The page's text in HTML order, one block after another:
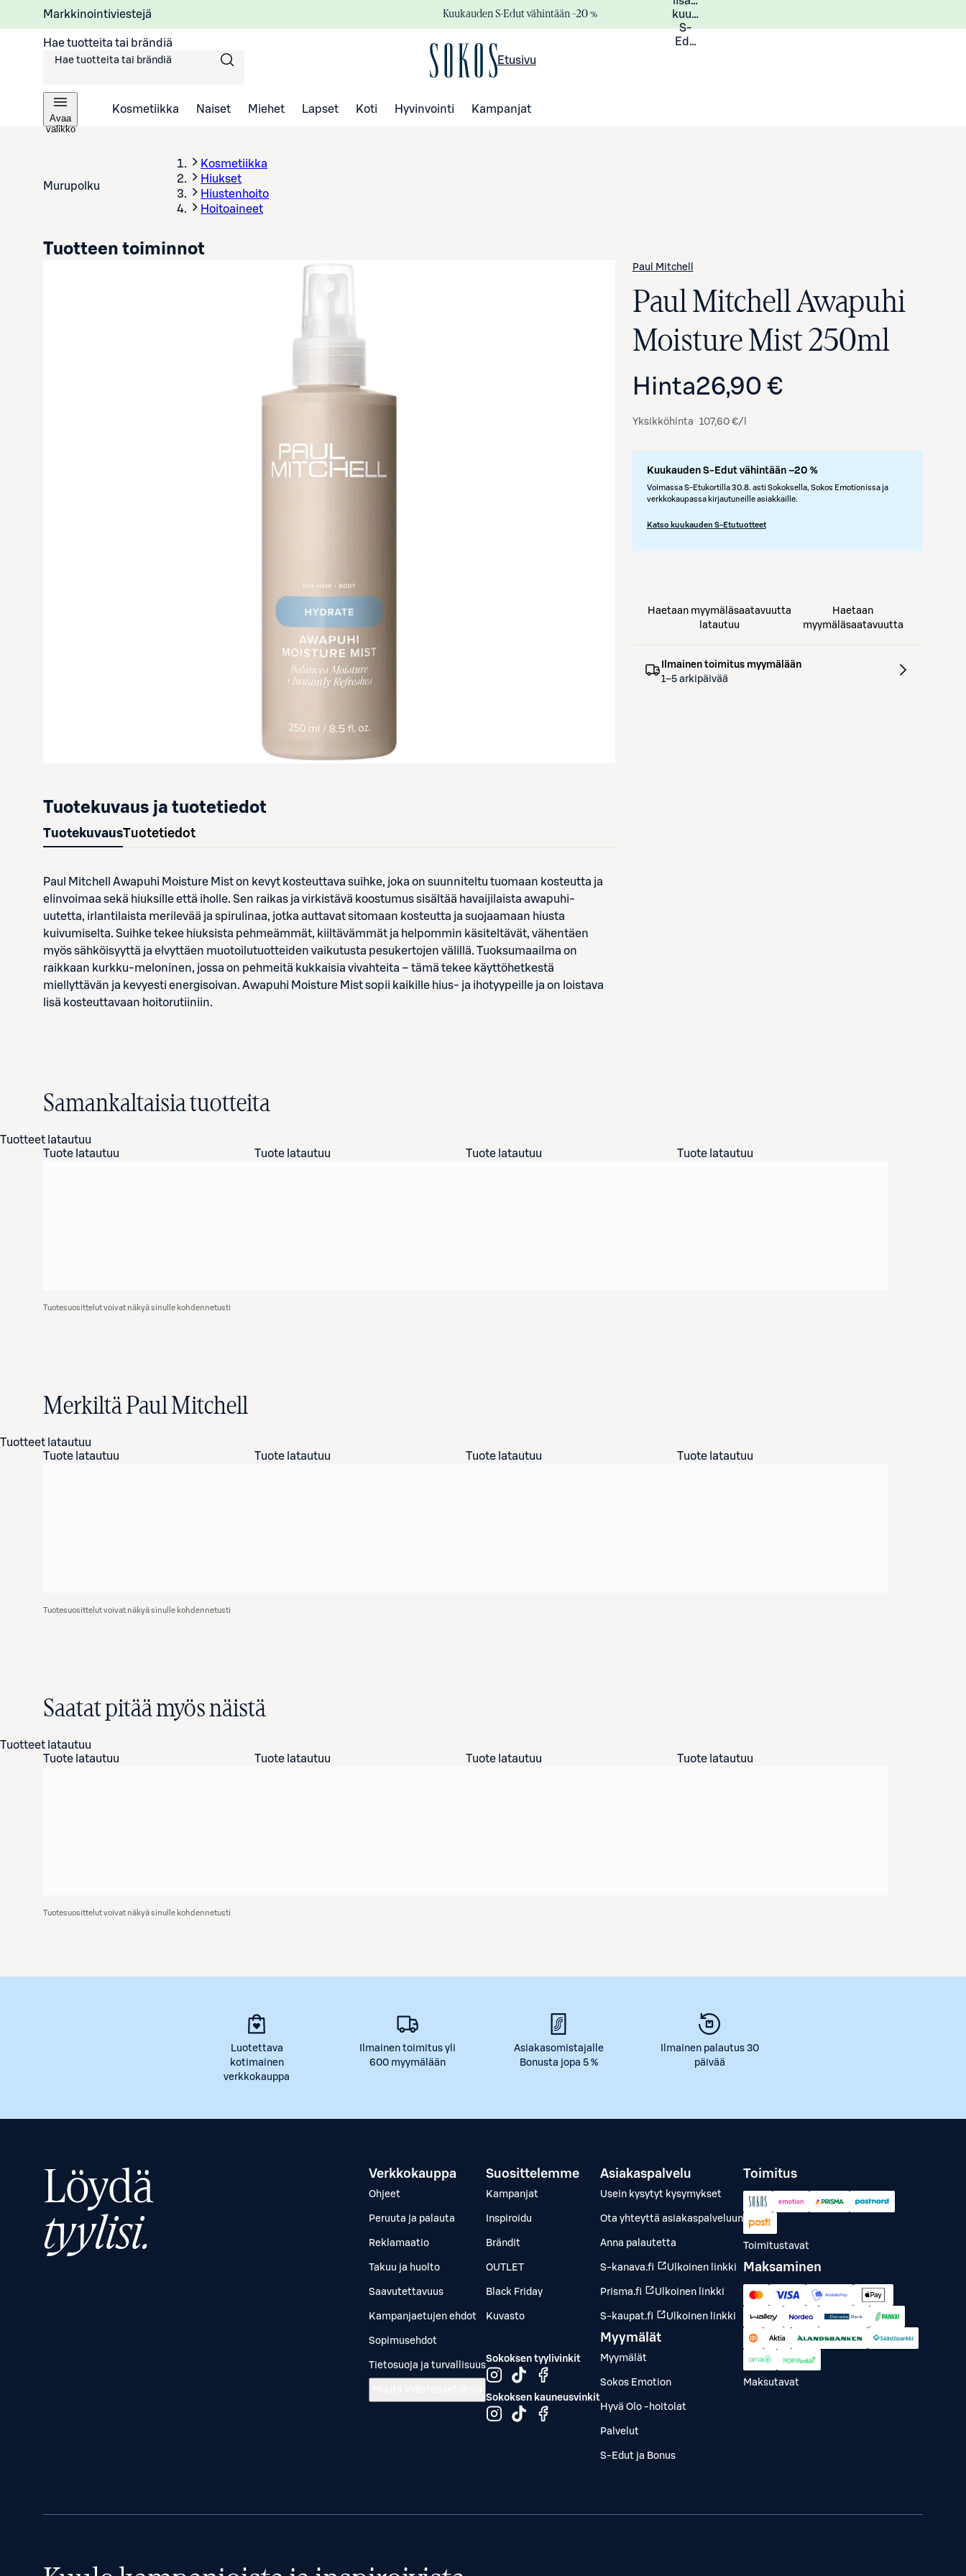
Markkinointiviestejä Kuukauden S-Edut vähintään –20 %
kuukauden
S-
Eduista
Hae tuotteita tai brändiä
Etusivu
Avaa
valikko
Kosmetiikka Naiset Miehet Lapset Koti Hyvinvointi Kampanjat
Murupolku
Kosmetiikka
Hiukset
Hiustenhoito
Hoitoaineet
Paul Mitchell
Paul Mitchell Awapuhi
Moisture Mist 250ml
Hinta26,90 €
Yksikköhinta 107,60 €/l
Kuukauden S-Edut vähintään –20 %
Voimassa S-Etukortilla 30.8. asti Sokoksella, Sokos Emotionissa ja
verkkokaupassa kirjautuneille asiakkaille.
Katso kuukauden S-Etutuotteet
Tuotteen toiminnot
Haetaan myymäläsaatavuutta
latautuu
Haetaan
myymäläsaatavuutta
Ilmainen toimitus myymälään
1–5 arkipäivää
Tuotekuvaus ja tuotetiedot
TuotekuvausTuotetiedot
Paul Mitchell Awapuhi Moisture Mist on kevyt kosteuttava suihke, joka on suunniteltu tuomaan kosteutta ja
elinvoimaa sekä hiuksille että iholle. Sen raikas ja virkistävä koostumus sisältää havaijilaista awapuhi-
uutetta, irlantilaista merilevää ja spirulinaa, jotka auttavat sitomaan kosteutta ja suojaamaan hiusta
kuivumiselta. Suihke tekee hiuksista pehmeämmät, kiiltävämmät ja helpommin käsiteltävät, vähentäen
myös sähköisyyttä ja elvyttäen muotoilutuotteiden vaikutusta pesukertojen välillä. Tuoksumaailma on
raikkaan kurkku-meloninen, jossa on pehmeitä kukkaisia vivahteita – tämä tekee käyttöhetkestä
miellyttävän ja kevyesti energisoivan. Awapuhi Moisture Mist sopii kaikille hius- ja ihotyypeille ja on loistava
lisä kosteuttavaan hoitorutiiniin.
Samankaltaisia tuotteita
Tuotteet latautuu
Tuote latautuu
Tuote latautuu Tuote latautuu Tuote latautuu
Tuotesuosittelut voivat näkyä sinulle kohdennetusti
Merkiltä Paul Mitchell
Tuotteet latautuu
Tuote latautuu
Tuote latautuu Tuote latautuu Tuote latautuu
Tuotesuosittelut voivat näkyä sinulle kohdennetusti
Saatat pitää myös näistä
Tuotteet latautuu
Tuote latautuu
Tuote latautuu Tuote latautuu Tuote latautuu
Tuotesuosittelut voivat näkyä sinulle kohdennetusti
Luotettava
kotimainen
verkkokauppa
Ilmainen toimitus yli
600 myymälään
Asiakasomistajalle
Bonusta jopa 5 %
Ilmainen palautus 30
päivää
Löydä
tyylisi.
Verkkokauppa
Ohjeet
Peruuta ja palauta
Reklamaatio
Takuu ja huolto
Saavutettavuus
Kampanjaetujen ehdot
Sopimusehdot
Tietosuoja ja turvallisuus
Suosittelemme
Kampanjat
Inspiroidu
Brändit
OUTLET
Black Friday
Kuvasto
Sokoksen tyylivinkit
Sokoksen kauneusvinkit
Asiakaspalvelu
Usein kysytyt kysymykset
Ota yhteyttä asiakaspalveluun
Anna palautetta
S-kanava.fi Ulkoinen linkki
Prisma.fi Ulkoinen linkki
S-kaupat.fi Ulkoinen linkki
Myymälät
Myymälät
Sokos Emotion
Hyvä Olo -hoitolat
Palvelut
S-Edut ja Bonus
Toimitus
Toimitustavat
Maksaminen
Maksutavat